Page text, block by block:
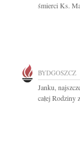
śmierci Ks.
BYDGOSZCZ
Janku,
całej Rodziny